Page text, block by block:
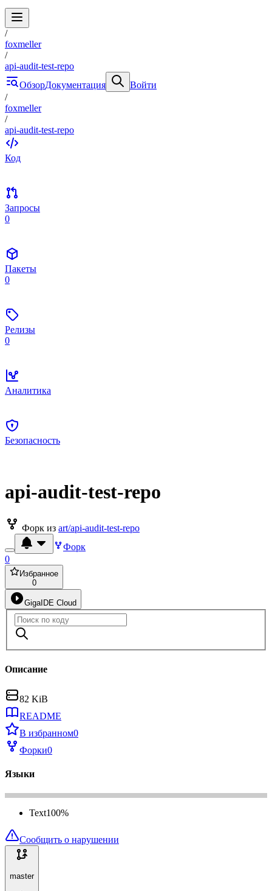
/
foxmeller
/
api-audit-test-repo
ОбзорДокументация
Войти
/
foxmeller
/
api-audit-test-repo
Код
Запросы
0
Пакеты
0
Релизы
0
Аналитика
Безопасность
api-audit-test-repo
Форк из art/api-audit-test-repo
Форк
0
Избранное
0
GigaIDE Cloud
Описание
82 KiB
README
В избранном0
Форки0
Языки
Text100%
Сообщить о нарушении
master